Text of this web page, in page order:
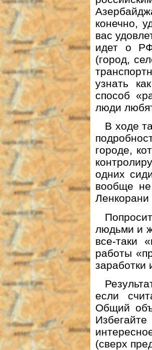
конечно,
вас
идет о
(город,
узнать
способ
люди
В ходе
городе,
одних
вообще
людьми и
все-таки
работы
заработки
если
Общий
(сверх